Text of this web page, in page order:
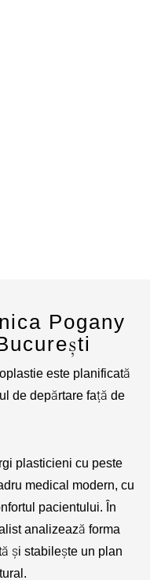
Pogany
este planificată
de depărtare față de
plasticieni cu peste
medical modern, cu
pacientului. În
analizează forma
și stabilește un plan